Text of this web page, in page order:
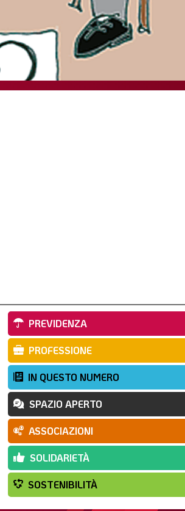
PREVIDENZA
PROFESSIONE
IN QUESTO NUMERO
SPAZIO APERTO
ASSOCIAZIONI
SOLIDARIETÀ
SOSTENIBILITÀ